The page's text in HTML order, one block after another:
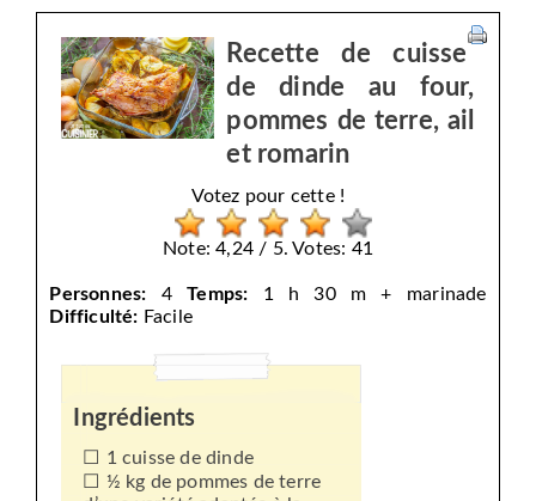
Recette de cuisse
de dinde au four,
pommes de terre, ail
et romarin
Votez pour cette !
Note: 4,24 / 5. Votes: 41
Personnes: 4 Temps:
1 h 30 m + marinade
Difficulté: Facile
Ingrédients
1 cuisse de dinde
½ kg de pommes de terre